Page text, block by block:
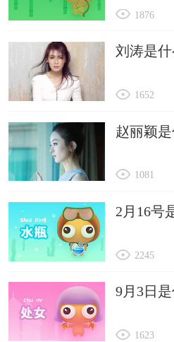
1876
刘涛是什
1652
赵丽颖
1081
2月16号
2245
9月3日
1623